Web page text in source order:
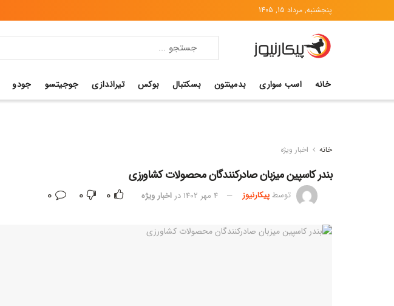
پنجشنبه, مرداد 15, 1405
خانه اسب سواری بدمینتون بسکتبال بوکس تیراندازی جوجیتسو جودو
خانه اخبار ویژه
بندر کاسپین میزبان صادرکنندگان محصولات کشاورزی
توسطپیکارنیوز 4 مهر 1402 در اخبار ویژه 0
0